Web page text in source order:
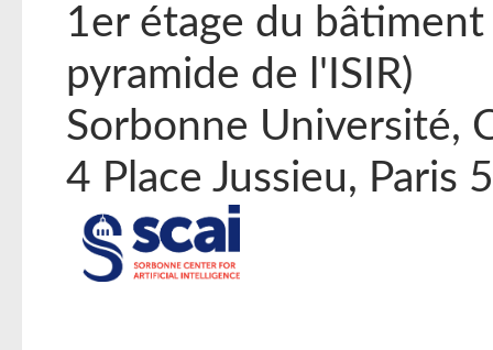
1er étage du
pyramide de l'ISIR)
Sorbonne Université,
4 Place Jussieu, Paris